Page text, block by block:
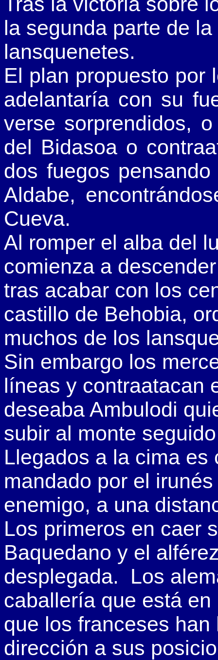
la segunda parte de
lansquenetes.
El plan propuesto por
adelantaría con su
verse sorprendidos,
del Bidasoa o
dos fuegos
Aldabe,
Cueva.
Al romper el alba del
comienza a
tras acabar con los
castillo de Behobia,
muchos de los
Sin embargo los
líneas y contraatacan
deseaba Ambulodi
subir al monte
Llegados a la cima
mandado por el
enemigo, a una
Los primeros en caer
Baquedano y el
desplegada. Los
caballería que está
que los franceses
dirección a sus